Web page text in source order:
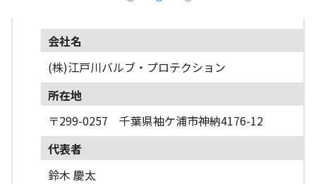
会社名
(株)江戸川バルブ・プロテクション
所在地
〒299-0257 千葉県袖ケ浦市神納4176-12
代表者
鈴木 慶太